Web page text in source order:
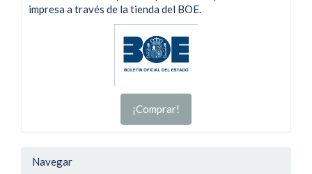
impresa a través de la tienda del BOE.
¡Comprar!
Navegar